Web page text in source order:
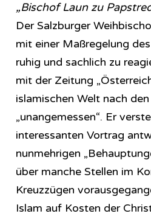
„Bischof Laun zu
Der Salzburger
mit einer Maßregelung
ruhig und sachlich zu
mit der Zeitung
islamischen Welt nach
„unangemessen“. Er
interessanten Vortrag
nunmehrigen
über manche Stellen im
Kreuzzügen
Islam auf Kosten der